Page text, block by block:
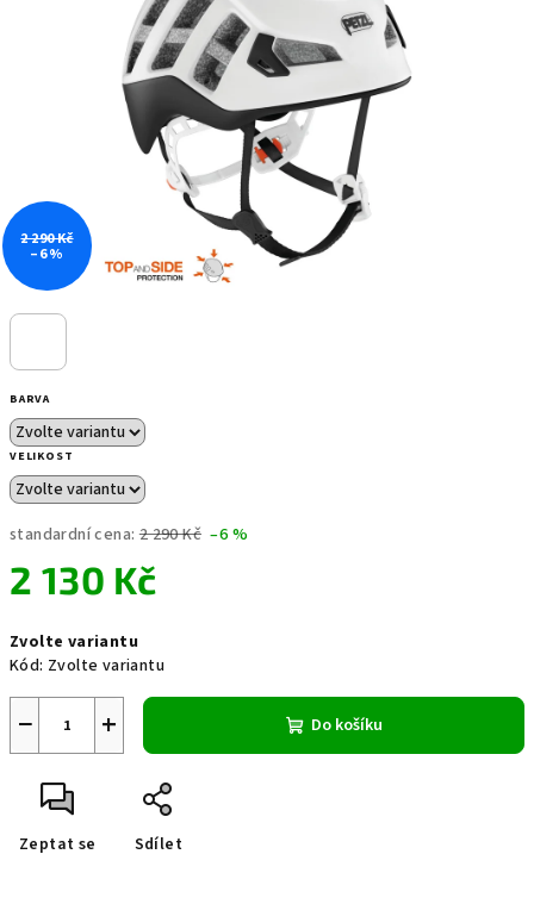
BARVA
VELIKOST
standardní cena: 2 290 Kč –6 %
2 130 Kč
cena:
Zvolte variantu
Kód: Zvolte variantu
+
− Do košíku
Zeptat se Sdílet
hvězdiček.
2 290 Kč
–6 %